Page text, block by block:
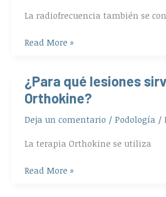
La radiofrecuencia también se
en
Read More »
¿Para qué lesiones
Orthokine?
Deja un comentario / Podología/
La terapia Orthokine se utiliza
¿Para
qué
lesiones
sirve
terapia
Read More »